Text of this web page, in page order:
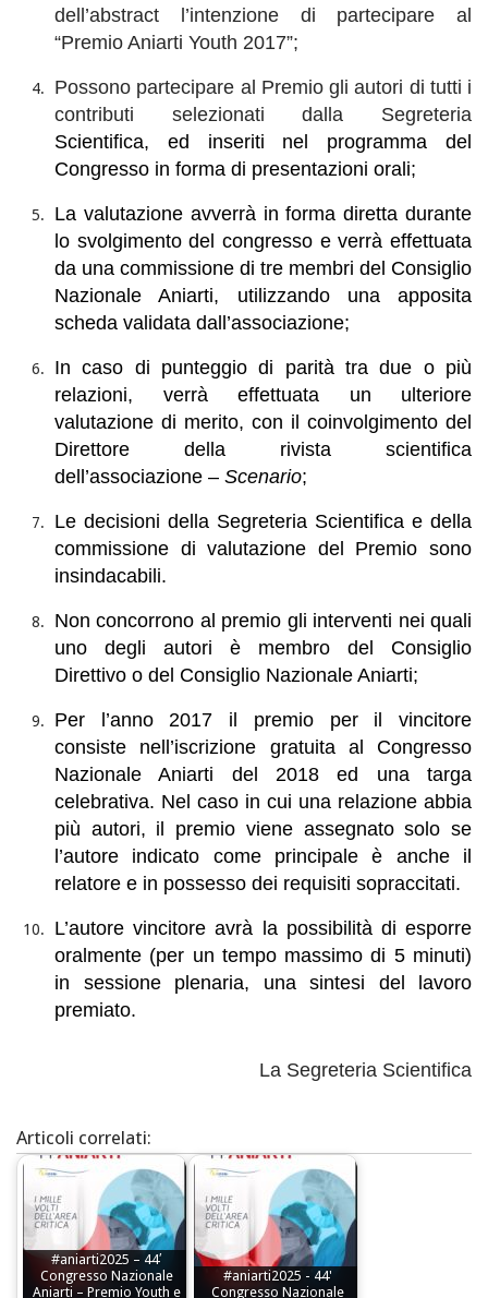
dell’abstract l’intenzione di partecipare al
“Premio Aniarti Youth 2017”;
Possono partecipare al Premio gli autori di tutti i
contributi selezionati dalla Segreteria
Scientifica, ed inseriti nel programma del
Congresso in forma di presentazioni orali;
La valutazione avverrà in forma diretta durante
lo svolgimento del congresso e verrà effettuata
da una commissione di tre membri del Consiglio
Nazionale Aniarti, utilizzando una apposita
scheda validata dall’associazione;
In caso di punteggio di parità tra due o più
relazioni, verrà effettuata un ulteriore
valutazione di merito, con il coinvolgimento del
Direttore della rivista scientifica
dell’associazione – Scenario;
Le decisioni della Segreteria Scientifica e della
commissione di valutazione del Premio sono
insindacabili.
Non concorrono al premio gli interventi nei quali
uno degli autori è membro del Consiglio
Direttivo o del Consiglio Nazionale Aniarti;
Per l’anno 2017 il premio per il vincitore
consiste nell’iscrizione gratuita al Congresso
Nazionale Aniarti del 2018 ed una targa
celebrativa. Nel caso in cui una relazione abbia
più autori, il premio viene assegnato solo se
l’autore indicato come principale è anche il
relatore e in possesso dei requisiti sopraccitati.
L’autore vincitore avrà la possibilità di esporre
oralmente (per un tempo massimo di 5 minuti)
in sessione plenaria, una sintesi del lavoro
premiato.
La Segreteria Scientifica
Articoli correlati:
#aniarti2025 – 44′
Congresso Nazionale
Aniarti – Premio Youth e
#aniarti2025 - 44'
Congresso Nazionale